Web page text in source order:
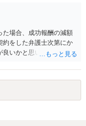
た場合、成功報酬の減額
約をした弁護士次第にか
良いかと思います。ご参